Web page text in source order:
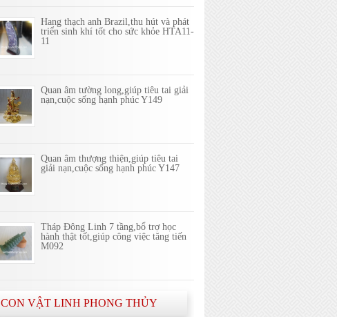
Hang thạch anh Brazil,thu hút và phát
triển sinh khí tốt cho sức khỏe HTA11-
11
Quan âm tường long,giúp tiêu tai giải
nạn,cuộc sống hạnh phúc Y149
Quan âm thượng thiện,giúp tiêu tai
giải nạn,cuộc sống hạnh phúc Y147
Tháp Đông Linh 7 tầng,bổ trợ học
hành thật tốt,giúp công việc tăng tiến
M092
CON VẬT LINH PHONG THỦY